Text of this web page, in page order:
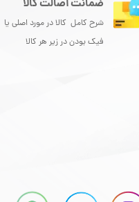
ضمانت اصالت کالا
شرح کامل کالا در مورد اصلی یا
فیک بودن در زیر هر کالا